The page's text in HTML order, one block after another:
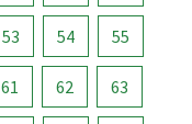
53 54 55
61 62 63